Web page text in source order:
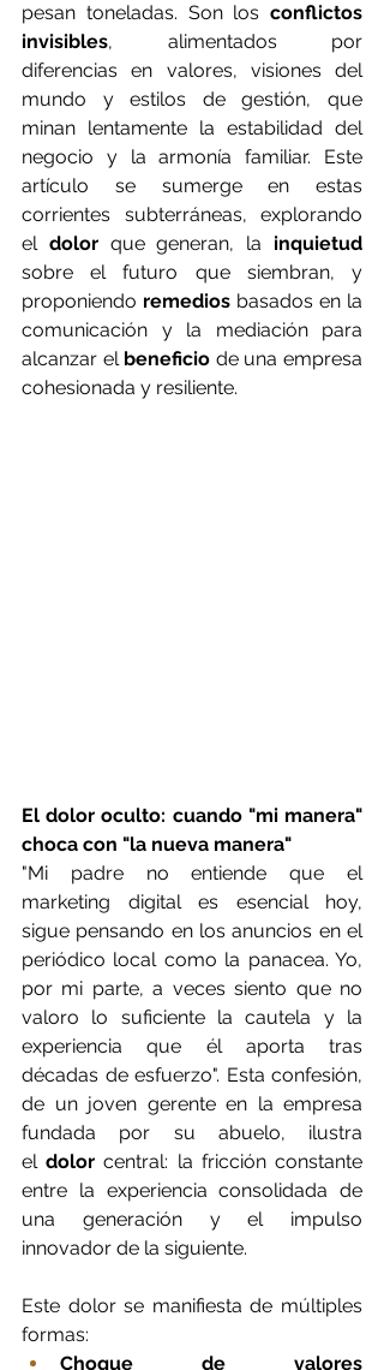
pesan toneladas. Son los conflictos
invisibles, alimentados por
diferencias en valores, visiones del
mundo y estilos de gestión, que
minan lentamente la estabilidad del
negocio y la armonía familiar. Este
artículo se sumerge en estas
corrientes subterráneas, explorando
el dolor que generan, la
sobre el futuro que siembran, y
proponiendo remedios basados en la
comunicación y la mediación para
alcanzar el beneficio de una empresa
cohesionada y resiliente.
El dolor oculto: cuando "mi manera"
choca con "la nueva manera"
"Mi padre no entiende que el
marketing digital es esencial hoy,
sigue pensando en los anuncios en el
periódico local como la panacea. Yo,
por mi parte, a veces siento que no
valoro lo suficiente la cautela y la
experiencia que él aporta tras
décadas de esfuerzo". Esta confesión,
de un joven gerente en la empresa
fundada por su abuelo, ilustra
el dolor central: la fricción constante
entre la experiencia consolidada de
una generación y el impulso
innovador de la siguiente.
Este dolor se manifiesta de múltiples
formas:
Choque de valores